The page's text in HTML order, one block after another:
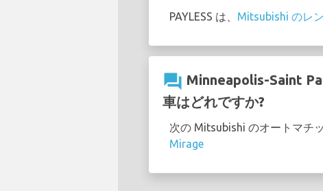
PAYLESS は、 Mitsubishi のレ
question_answer Minneapolis-Saint
車はどれですか?
次の Mitsubishi のオートマチ
Mirage